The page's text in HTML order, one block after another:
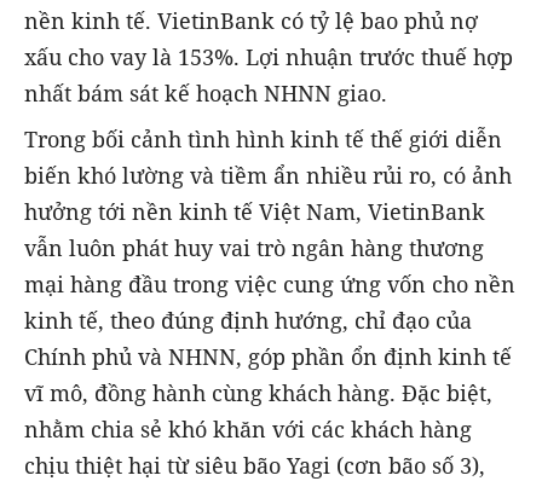
nền kinh tế. VietinBank có tỷ lệ bao phủ nợ
xấu cho vay là 153%. Lợi nhuận trước thuế hợp
nhất bám sát kế hoạch NHNN giao.
Trong bối cảnh tình hình kinh tế thế giới diễn
biến khó lường và tiềm ẩn nhiều rủi ro, có ảnh
hưởng tới nền kinh tế Việt Nam, VietinBank
vẫn luôn phát huy vai trò ngân hàng thương
mại hàng đầu trong việc cung ứng vốn cho nền
kinh tế, theo đúng định hướng, chỉ đạo của
Chính phủ và NHNN, góp phần ổn định kinh tế
vĩ mô, đồng hành cùng khách hàng. Đặc biệt,
nhằm chia sẻ khó khăn với các khách hàng
chịu thiệt hại từ siêu bão Yagi (cơn bão số 3),